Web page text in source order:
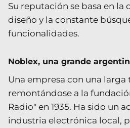
Su reputación se basa en la
diseño y la constante
funcionalidades.
Noblex, una grande
Una empresa con una larga
remontándose a la
Radio" en 1935. Ha sido un
industria electrónica local,